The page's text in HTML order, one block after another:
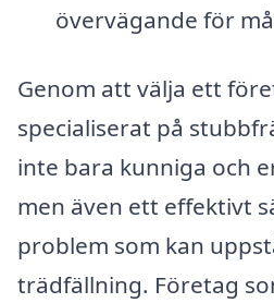
övervägande för
Genom att välja ett
specialiserat på
inte bara kunniga och
men även ett effektivt
problem som kan
trädfällning. Företag